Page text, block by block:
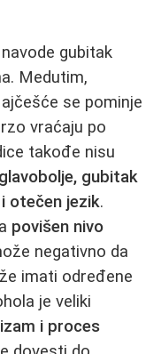
gubitak
Medutim,
se pominje
vraćaju po
takođe nisu
glavobolje, gubitak
otečen jezik.
povišen nivo
negativno da
imati određene
je veliki
i proces